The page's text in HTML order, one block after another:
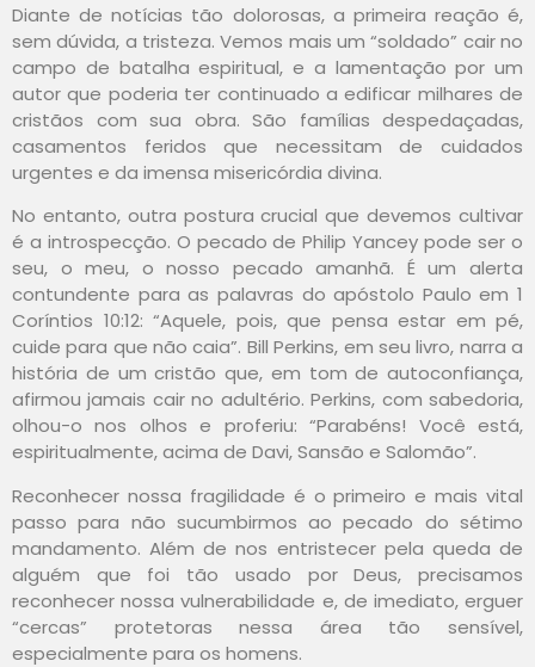
Diante de notícias tão dolorosas, a primeira reação é,
sem dúvida, a tristeza. Vemos mais um “soldado” cair no
campo de batalha espiritual, e a lamentação por um
autor que poderia ter continuado a edificar milhares de
cristãos com sua obra. São famílias despedaçadas,
casamentos feridos que necessitam de cuidados
urgentes e da imensa misericórdia divina.
No entanto, outra postura crucial que devemos cultivar
é a introspecção. O pecado de Philip Yancey pode ser o
seu, o meu, o nosso pecado amanhã. É um alerta
contundente para as palavras do apóstolo Paulo em 1
Coríntios 10:12: “Aquele, pois, que pensa estar em pé,
cuide para que não caia”. Bill Perkins, em seu livro, narra a
história de um cristão que, em tom de autoconfiança,
afirmou jamais cair no adultério. Perkins, com sabedoria,
olhou-o nos olhos e proferiu: “Parabéns! Você está,
espiritualmente, acima de Davi, Sansão e Salomão”.
Reconhecer nossa fragilidade é o primeiro e mais vital
passo para não sucumbirmos ao pecado do sétimo
mandamento. Além de nos entristecer pela queda de
alguém que foi tão usado por Deus, precisamos
reconhecer nossa vulnerabilidade e, de imediato, erguer
“cercas” protetoras nessa área tão sensível,
especialmente para os homens.